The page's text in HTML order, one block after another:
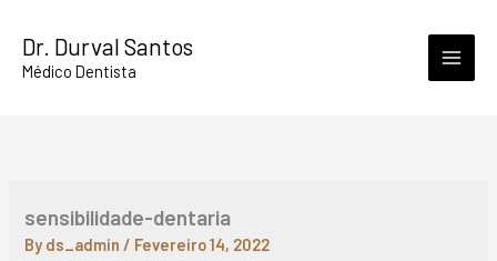
content
Dr. Durval Santos
Médico Dentista
sensibilidade-dentaria
By ds_admin/ Fevereiro 14, 2022